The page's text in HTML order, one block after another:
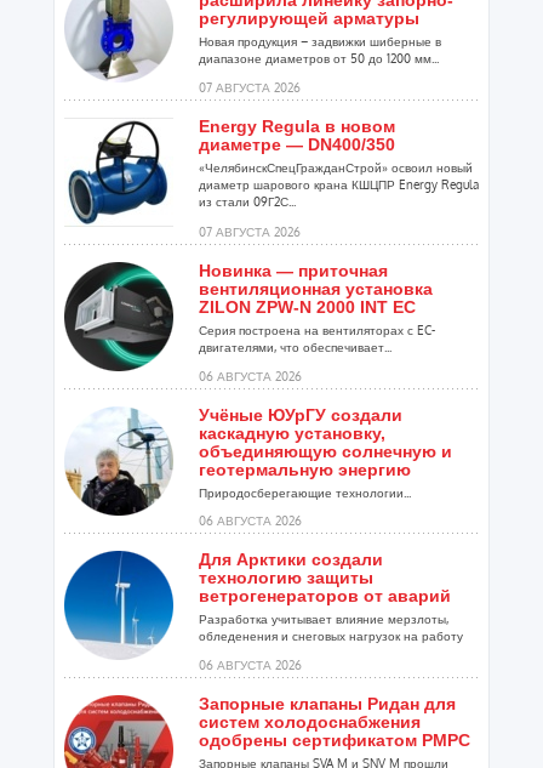
регулирующей арматуры
Новая продукция – задвижки шиберные в
диапазоне диаметров от 50 до 1200 мм...
07 АВГУСТА 2026
Energy Regula в новом
диаметре — DN400/350
«ЧелябинскСпецГражданСтрой» освоил новый
диаметр шарового крана КШЦПР Energy Regula
из стали 09Г2С...
07 АВГУСТА 2026
Новинка — приточная
вентиляционная установка
ZILON ZPW-N 2000 INT EC
Серия построена на вентиляторах с EC-
двигателями, что обеспечивает...
06 АВГУСТА 2026
Учёные ЮУрГУ создали
каскадную установку,
объединяющую солнечную и
геотермальную энергию
Природосберегающие технологии...
06 АВГУСТА 2026
Для Арктики создали
технологию защиты
ветрогенераторов от аварий
Разработка учитывает влияние мерзлоты,
обледенения и снеговых нагрузок на работу
06 АВГУСТА 2026
Запорные клапаны Ридан для
систем холодоснабжения
одобрены сертификатом РМРС
Запорные клапаны SVA M и SNV M прошли